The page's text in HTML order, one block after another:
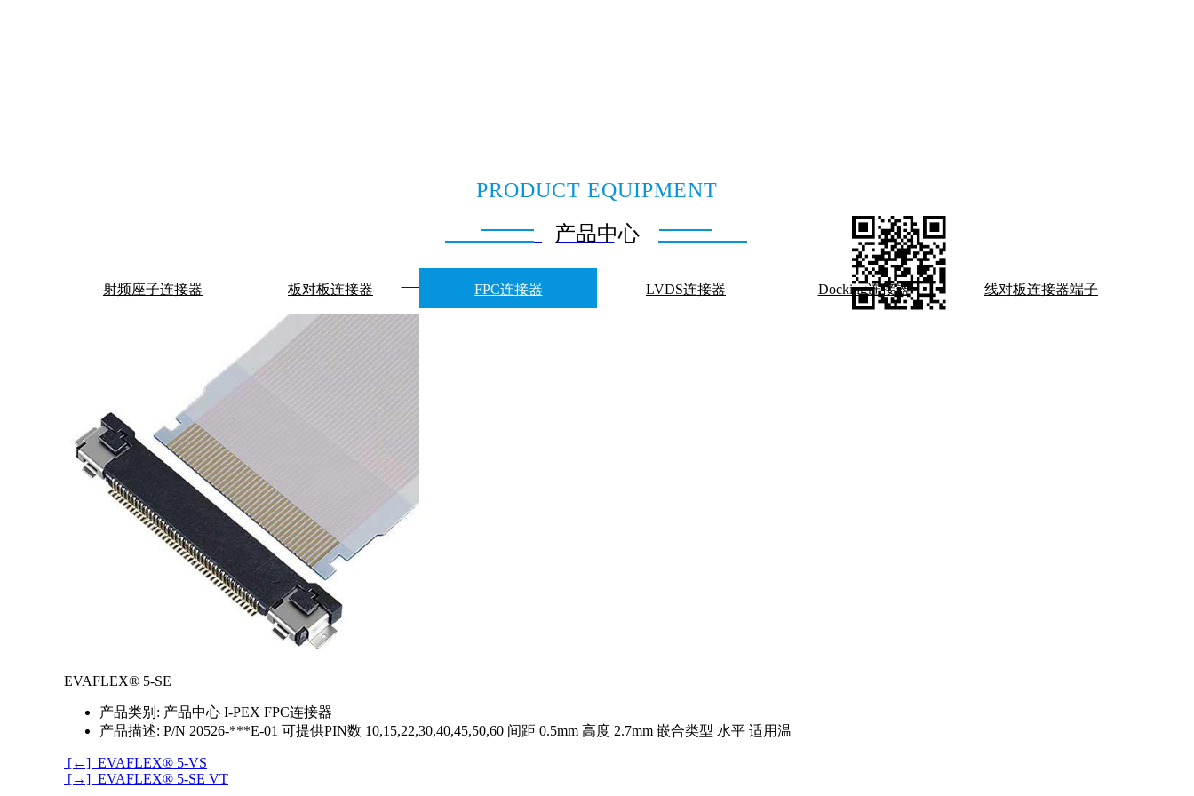
PRODUCT EQUIPMENT
产品中心
射频座子连接器 板对板连接器 FPC连接器 LVDS连接器 Docking连接器 线对板连接器端子
EVAFLEX® 5-SE
产品类别: 产品中心 I-PEX FPC连接器
产品描述: P/N 20526-***E-01 可提供PIN数 10,15,22,30,40,45,50,60 间距 0.5mm 高度 2.7mm 嵌合类型 水平 适用温
[←] EVAFLEX® 5-VS
[→] EVAFLEX® 5-SE VT
sales@junruix.com
地址：深圳市南山区后海大道港湾创业大厦11B 网 址： www.junruix.com
了解更多资讯